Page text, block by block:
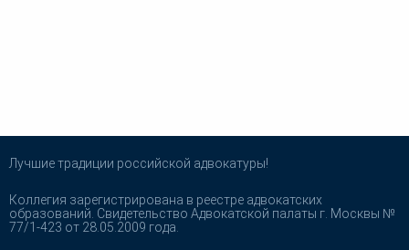
Лучшие традиции российской адвокатуры!
Коллегия зарегистрирована в реестре адвокатских
образований. Свидетельство Адвокатской палаты г. Москвы №
77/1-423 от 28.05.2009 года.